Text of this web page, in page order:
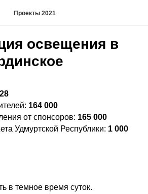
Проекты 2021
освещения в
164 000
от спонсоров: 165 000
Удмуртской Республики: 1 000
в темное время суток.